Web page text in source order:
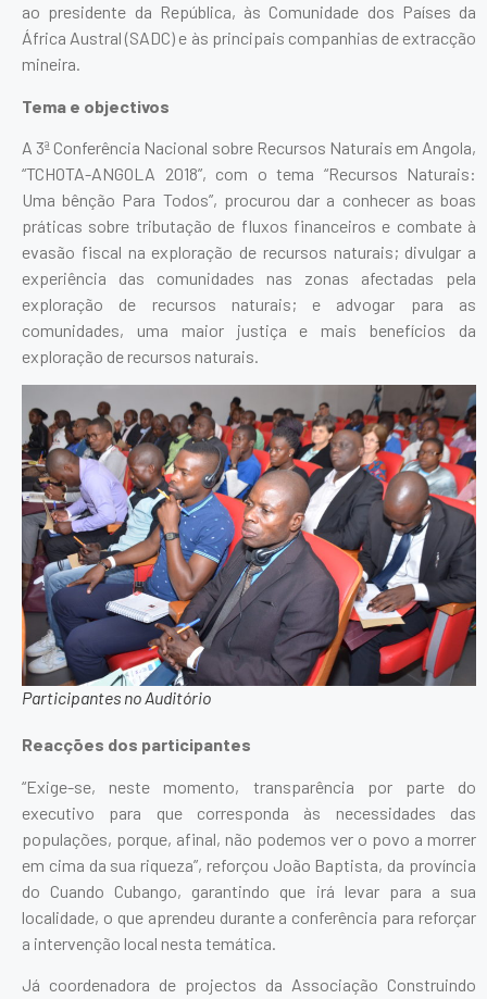
ao presidente da República, às Comunidade dos Países da
África Austral (SADC) e às principais companhias de extracção
mineira.
Tema e objectivos
A 3ª Conferência Nacional sobre Recursos Naturais em Angola,
“TCHOTA-ANGOLA 2018”, com o tema “Recursos Naturais:
Uma bênção Para Todos”, procurou dar a conhecer as boas
práticas sobre tributação de fluxos financeiros e combate à
evasão fiscal na exploração de recursos naturais; divulgar a
experiência das comunidades nas zonas afectadas pela
exploração de recursos naturais; e advogar para as
comunidades, uma maior justiça e mais benefícios da
exploração de recursos naturais.
Participantes no Auditório
Reacções dos participantes
“Exige-se, neste momento, transparência por parte do
executivo para que corresponda às necessidades das
populações, porque, afinal, não podemos ver o povo a morrer
em cima da sua riqueza”, reforçou João Baptista, da província
do Cuando Cubango, garantindo que irá levar para a sua
localidade, o que aprendeu durante a conferência para reforçar
a intervenção local nesta temática.
Já coordenadora de projectos da Associação Construindo